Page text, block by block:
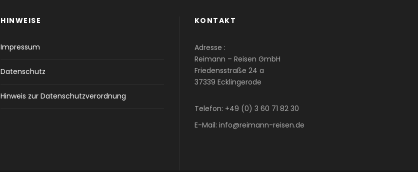
HINWEISE
Impressum
Datenschutz
Hinweis zur Datenschutzverordnung
KONTAKT
Adresse :
Reimann – Reisen GmbH
Friedensstraße 24 a
37339 Ecklingerode
Telefon: +49 (0) 3 60 71 82 30
E-Mail: info@reimann-reisen.de